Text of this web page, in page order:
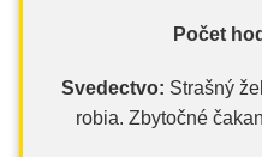
Počet
Svedectvo: Strašný
robia. Zbytočné